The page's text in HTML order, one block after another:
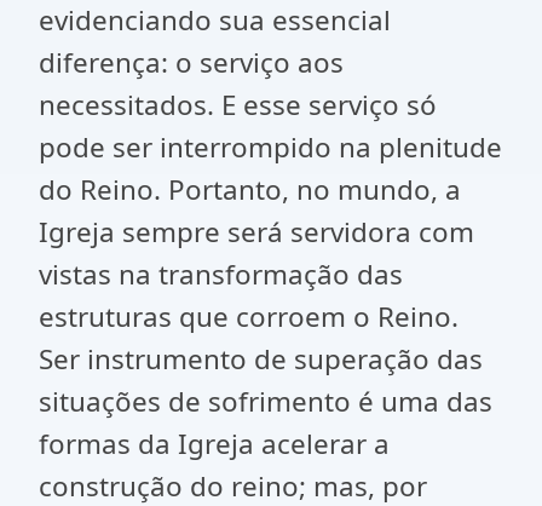
evidenciando sua essencial
diferença: o serviço aos
necessitados. E esse serviço só
pode ser interrompido na plenitude
do Reino. Portanto, no mundo, a
Igreja sempre será servidora com
vistas na transformação das
estruturas que corroem o Reino.
Ser instrumento de superação das
situações de sofrimento é uma das
formas da Igreja acelerar a
construção do reino; mas, por